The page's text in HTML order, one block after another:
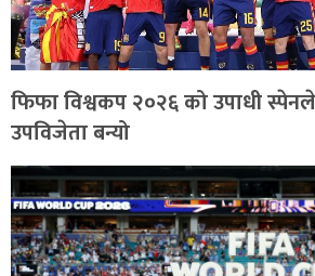
फिफा विश्वकप २०२६ को उपाधी स्पेनले
उपविजेता बन्यो